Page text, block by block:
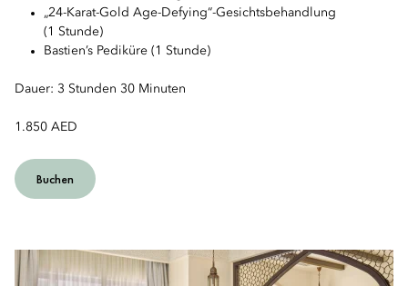
„24-Karat-Gold Age-Defying“-Gesichtsbehandlung
(1 Stunde)
Bastien’s Pediküre (1 Stunde)
Dauer: 3 Stunden 30 Minuten
1.850 AED
Buchen